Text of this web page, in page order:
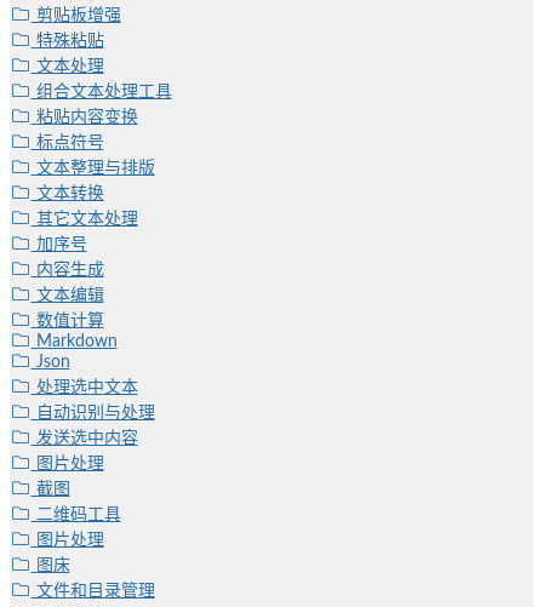
剪贴板增强
特殊粘贴
文本处理
组合文本处理工具
粘贴内容变换
标点符号
文本整理与排版
文本转换
其它文本处理
加序号
内容生成
文本编辑
数值计算
Markdown
Json
处理选中文本
自动识别与处理
发送选中内容
图片处理
截图
二维码工具
图片处理
图床
文件和目录管理